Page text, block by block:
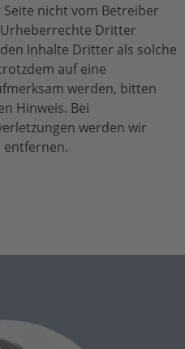
nicht vom Betreiber
Dritter
Inhalte Dritter als solche
auf eine
werden, bitten
Hinweis. Bei
werden wir
entfernen.